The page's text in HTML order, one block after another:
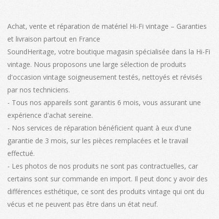
Les
options
peuvent
être
choisies
la
page
du
produit
Les
peuvent
choisies
la
du
Achat, vente et réparation de matériel Hi-Fi vintage – Garanties
et livraison partout en France
SoundHeritage, votre boutique magasin spécialisée dans la Hi-Fi
vintage. Nous proposons une large sélection de produits
d'occasion vintage soigneusement testés, nettoyés et révisés
par nos techniciens.
- Tous nos appareils sont garantis 6 mois, vous assurant une
expérience d'achat sereine.
- Nos services de réparation bénéficient quant à eux d'une
garantie de 3 mois, sur les pièces remplacées et le travail
effectué.
- Les photos de nos produits ne sont pas contractuelles, car
certains sont sur commande en import. Il peut donc y avoir des
différences esthétique, ce sont des produits vintage qui ont du
vécus et ne peuvent pas être dans un état neuf.